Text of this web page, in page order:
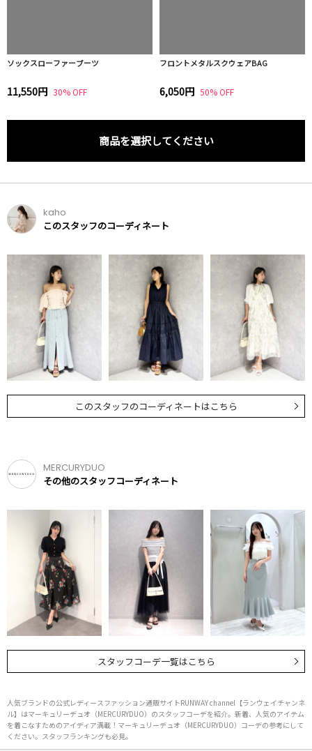
ソックスローファーブーツ
11,550円 30% OFF
フロントメタルスクウェアBAG
6,050円 50% OFF
商品を選択してください
kaho
このスタッフのコーディネート
このスタッフのコーディネートはこちら
MERCURYDUO
その他のスタッフコーディネート
スタッフコーデ一覧はこちら
人気ブランドの公式レディースファッション通販サイトRUNWAY channel【ランウェイチャンネ
ル】はマーキュリーデュオ（MERCURYDUO）のスタッフコーデを紹介。新着、人気のアイテム
を着こなすためのアイディア満載！マーキュリーデュオ（MERCURYDUO）コーデの参考にして
ください。スタッフランキングも必見。